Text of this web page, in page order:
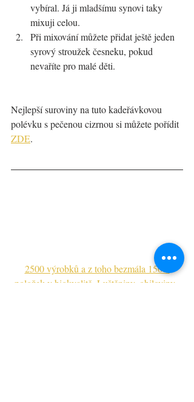
vybíral. Já ji mladšímu synovi taky
mixuji celou.
Při mixování můžete přidat ještě jeden
syrový stroužek česneku, pokud
nevaříte pro malé děti.
Nejlepší suroviny na tuto kadeřávkovou
polévku s pečenou cizrnou si můžete pořídit
ZDE.
2500 výrobků a z toho bezmála 1500
položek v biokvalitě. Luštěniny, obiloviny,